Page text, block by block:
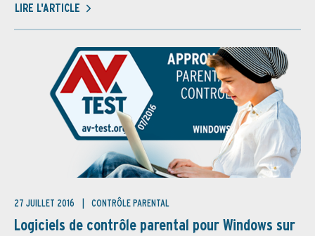
LIRE L'ARTICLE
27 JUILLET 2016 CONTRÔLE PARENTAL
Logiciels de contrôle parental pour Windows sur